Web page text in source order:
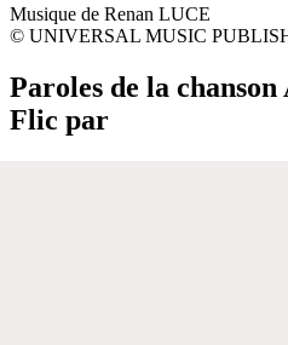
Musique de Renan LUCE
© UNIVERSAL MUSIC
Paroles de la
Flic par